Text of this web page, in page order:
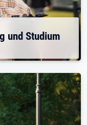
und Studium